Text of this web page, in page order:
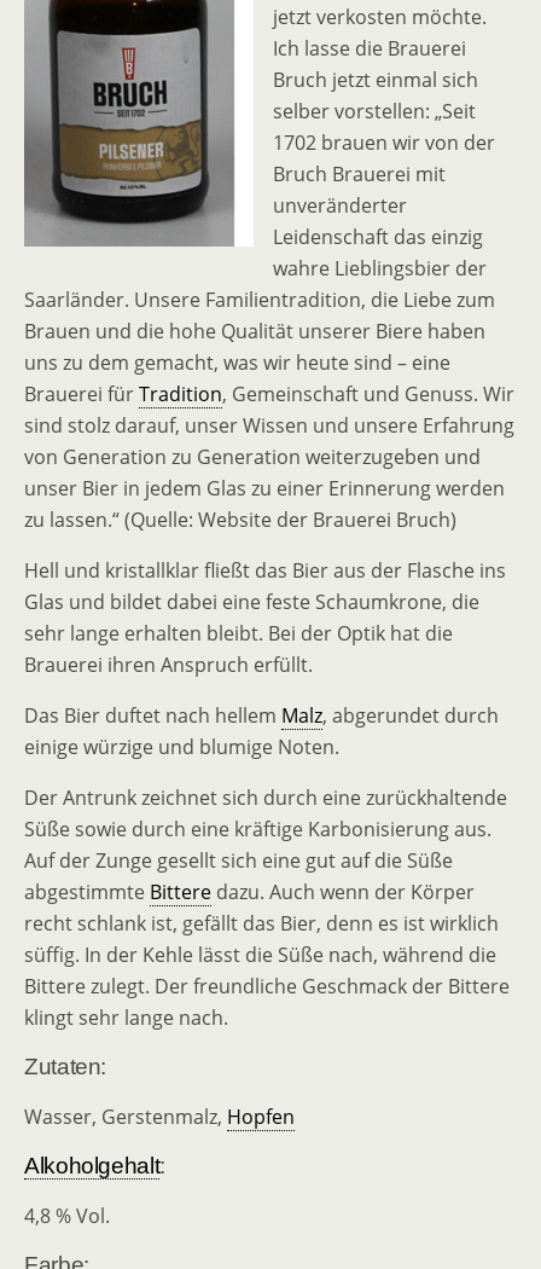
jetzt verkosten möchte.
Ich lasse die Brauerei
Bruch jetzt einmal sich
selber vorstellen: „Seit
1702 brauen wir von der
Bruch Brauerei mit
unveränderter
Leidenschaft das einzig
wahre Lieblingsbier der
Saarländer. Unsere Familientradition, die Liebe zum
Brauen und die hohe Qualität unserer Biere haben
uns zu dem gemacht, was wir heute sind – eine
Brauerei fürTradition, Gemeinschaft und Genuss. Wir
sind stolz darauf, unser Wissen und unsere Erfahrung
von Generation zu Generation weiterzugeben und
unser Bier in jedem Glas zu einer Erinnerung werden
zu lassen.“ (Quelle: Website der Brauerei Bruch)
Hell und kristallklar fließt das Bier aus der Flasche ins
Glas und bildet dabei eine feste Schaumkrone, die
sehr lange erhalten bleibt. Bei der Optik hat die
Brauerei ihren Anspruch erfüllt.
Das Bier duftet nach hellem Malz, abgerundet durch
einige würzige und blumige Noten.
Der Antrunk zeichnet sich durch eine zurückhaltende
Süße sowie durch eine kräftige Karbonisierung aus.
Auf der Zunge gesellt sich eine gut auf die Süße
abgestimmte Bittere dazu. Auch wenn der Körper
recht schlank ist, gefällt das Bier, denn es ist wirklich
süffig. In der Kehle lässt die Süße nach, während die
Bittere zulegt. Der freundliche Geschmack der Bittere
klingt sehr lange nach.
Zutaten:
Wasser, Gerstenmalz, Hopfen
Alkoholgehalt:
4,8 % Vol.